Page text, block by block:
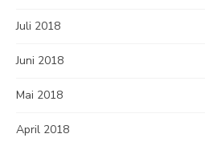
Juli 2018
Juni 2018
Mai 2018
April 2018